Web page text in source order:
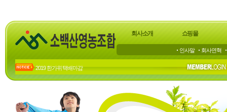
회사소개 쇼핑몰
인사말 회사연혁
2019 한가위 택배마감
2018년 한가위 배송 마감
22년 하계휴가 공지
20년 하계휴가공지